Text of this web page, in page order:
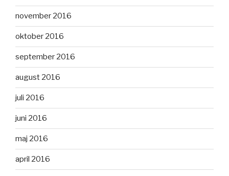
november 2016
oktober 2016
september 2016
august 2016
juli 2016
juni 2016
maj 2016
april 2016